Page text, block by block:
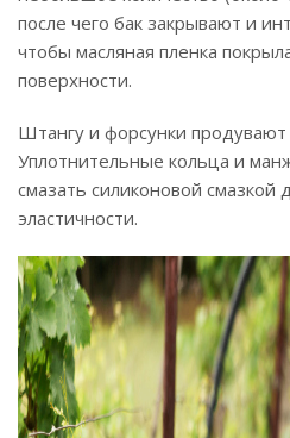
после чего бак закрывают и
чтобы масляная пленка
поверхности.
Штангу и форсунки
Уплотнительные кольца и
смазать силиконовой смазкой
эластичности.